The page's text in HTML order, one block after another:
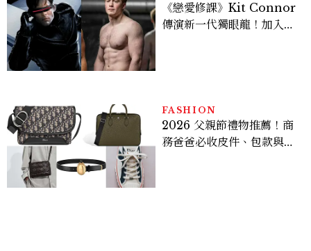
《戀愛修課》Kit Connor
傳演新一代獨眼龍！加入新
FASHION
2026 父親節禮物推薦！商
務爸爸必收皮件、包款與鞋